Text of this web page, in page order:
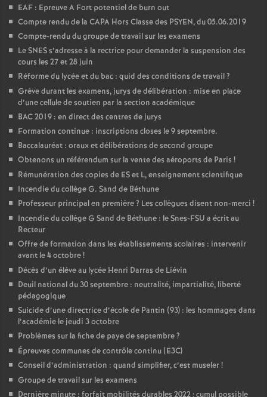
EAF : Epreuve A Fort potentiel de burn out
Compte rendu de la CAPA Hors Classe des PSYEN, du 05.06.2019
Compte-rendu du groupe de travail sur les examens
Le SNES s’adresse à la rectrice pour demander la suspension des
cours les 27 et 28 juin
Réforme du lycée et du bac : quid des conditions de travail?
Grève durant les examens, jurys de délibération : mise en place
d’une cellule de soutien par la section académique
BAC 2019 : en direct des centres de jurys
Formation continue : inscriptions closes le 9 septembre.
Baccalauréat : oraux et délibérations de second groupe
Obtenons un référendum sur la vente des aéroports de Paris !
Rémunération des copies de ES et L, enseignement scientifique
Incendie du collège G. Sand de Béthune
Professeur principal en première? Les collègues disent non-merci !
Incendie du collège G Sand de Béthune : le Snes-FSU a écrit au
Recteur
Offre de formation dans les établissements scolaires : intervenir
avant le 4 octobre!
Décès d’un élève au lycée Henri Darras de Liévin
Deuil national du 30 septembre : neutralité, impartialité, liberté
pédagogique
Suicide d’une directrice d’école de Pantin (93) : les hommages dans
l’académie le jeudi 3 octobre
Problèmes sur la fiche de paye de septembre?
Épreuves communes de contrôle continu (E3C)
Conseil d’administration : quand simplifier, c’est museler!
Groupe de travail sur les examens